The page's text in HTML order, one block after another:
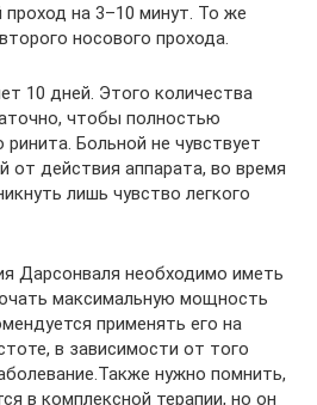
проход на 3–10 минут. То же
носового прохода.
10 дней. Этого количества
чтобы полностью
Больной не чувствует
от действия аппарата, во время
лишь чувство легкого
Дарсонваля необходимо иметь
максимальную мощность
применять его на
в зависимости от того
нужно помнить,
в комплексной терапии, но он